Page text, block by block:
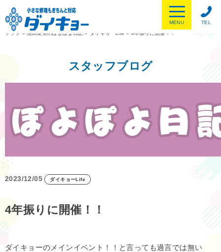
TEL
MENU
トップ
> 池田友美のぽよぽよ日記 > ダイキョーLife > 4年振りに開催！！
スタッフブログ
2023/12/05 ダイキョーLife
4年振りに開催！！
ダイキョーのメインイベント！！と言っても過言では無い